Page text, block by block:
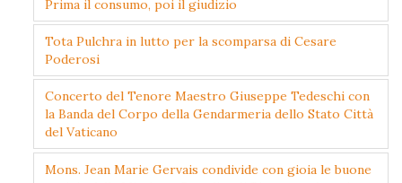
Prima il consumo, poi il giudizio
Tota Pulchra in lutto per la scomparsa di Cesare
Poderosi
Concerto del Tenore Maestro Giuseppe Tedeschi con
la Banda del Corpo della Gendarmeria dello Stato Città
del Vaticano
Mons. Jean Marie Gervais condivide con gioia le buone